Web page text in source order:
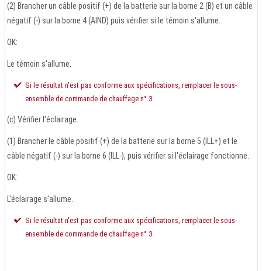
(2) Brancher un câble positif (+) de la batterie sur la borne 2 (B) et un câble
négatif (-) sur la borne 4 (AIND) puis vérifier si le témoin s'allume.
OK:
Le témoin s'allume.
Si le résultat n'est pas conforme aux spécifications, remplacer le sous-
ensemble de commande de chauffage n° 3.
(c) Vérifier l'éclairage.
(1) Brancher le câble positif (+) de la batterie sur la borne 5 (ILL+) et le
câble négatif (-) sur la borne 6 (ILL-), puis vérifier si l'éclairage fonctionne.
OK:
L'éclairage s'allume.
Si le résultat n'est pas conforme aux spécifications, remplacer le sous-
ensemble de commande de chauffage n° 3.